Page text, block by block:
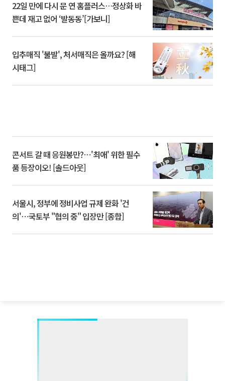
22일 만에 다시 문 연 홈플러스…정상화 바
쁜데 재고 없어 ‘발동동’[가보니]
입추매직 '불발', 처서매직은 올까요? [해
시태그]
콘서트 갈 때 응원봉만?⋯'최애' 위한 필수
품 등장이오! [솔드아웃]
서울시, 정부에 정비사업 규제 완화 '건
의'⋯국토부 "협의 중" 입장만 [종합]